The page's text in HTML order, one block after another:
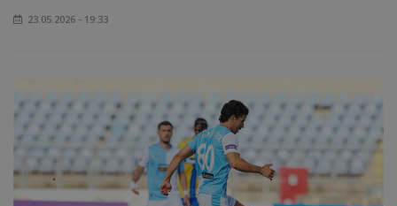
23.05.2026 - 19:33